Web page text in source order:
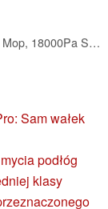
Lefant Robot Vacuum and Mop, 18000Pa Suction, PSD 2.0 Obstacle Avoidance, All-in-One Robot Vacuum 120 Day Self-Emptying, Self Cleaning Mop, Auto Drying, Supports 2.4G/5G WiFi, M5 Pro
Sam wałek
podłóg
klasy